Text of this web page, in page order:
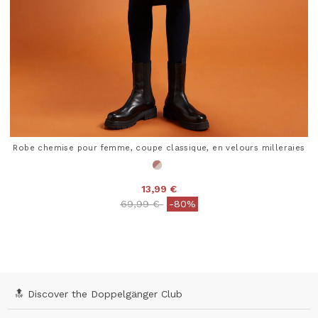
Robe chemise pour femme, coupe classique, en velours milleraies
13,99 €
Price reduced from
69,99 €to-80%
🔝 Discover the Doppelgänger Club